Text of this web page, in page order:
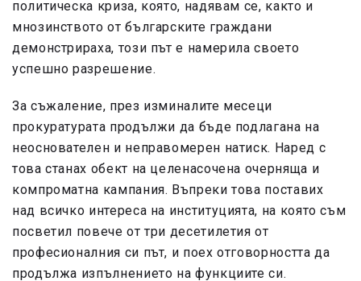
политическа криза, която, надявам се, както и
мнозинството от българските граждани
демонстрираха, този път е намерила своето
успешно разрешение.
За съжаление, през изминалите месеци
прокуратурата продължи да бъде подлагана на
неоснователен и неправомерен натиск. Наред с
това станах обект на целенасочена очерняща и
компроматна кампания. Въпреки това поставих
над всичко интереса на институцията, на която съм
посветил повече от три десетилетия от
професионалния си път, и поех отговорността да
продължа изпълнението на функциите си.